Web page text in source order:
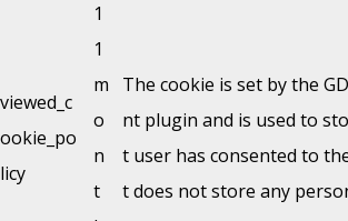
viewed_c
ookie_po
licy
1
1
m
o
n
t
The cookie is set by the
nt plugin and is used to
t user has consented to
t does not store any